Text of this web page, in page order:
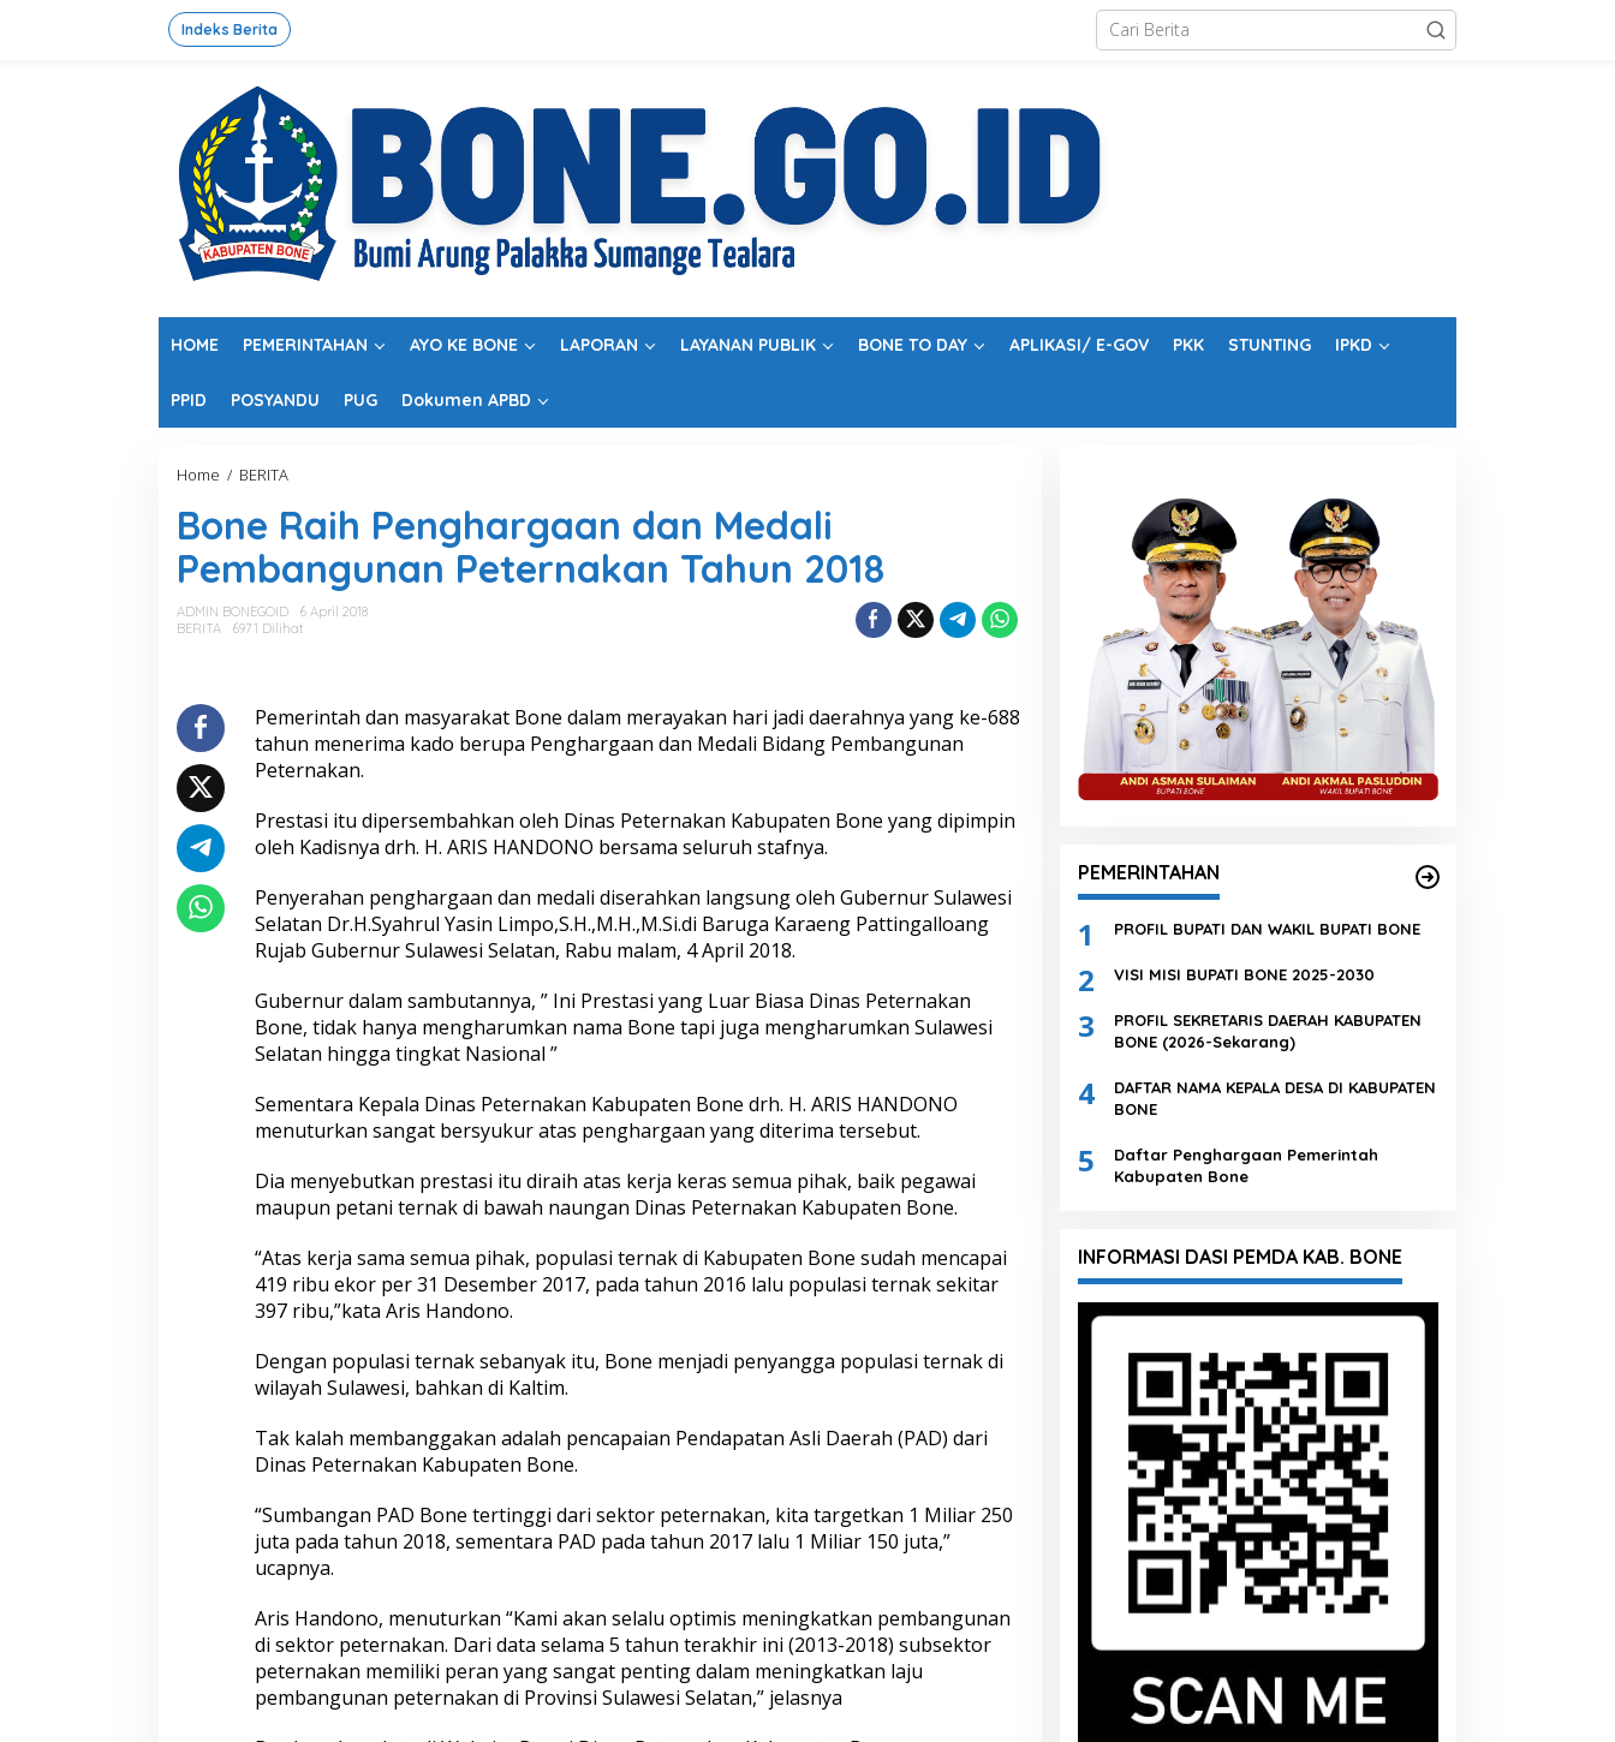
Indeks Berita
HOME PEMERINTAHAN AYO KE BONE LAPORAN LAYANAN PUBLIK BONE TO DAY APLIKASI/ E-GOV PKK STUNTING IPKD
PPID POSYANDU PUG Dokumen APBD
Home / BERITA
n
e
R
a
h
g
a
r
a
a
a
n
M
d
a
l
i
e
m
b
n
g
n
n
P
t
e
r
n
a
k
n
T
a
h
n
2
0
1
8
Bone Raih Penghargaan dan Medali
Pembangunan Peternakan Tahun 2018
ADMIN BONEGOID
6 April 2018
BERITA
6971 Dilihat
Pemerintah dan masyarakat Bone dalam merayakan hari jadi daerahnya yang ke-688
tahun menerima kado berupa Penghargaan dan Medali Bidang Pembangunan
Peternakan.
Prestasi itu dipersembahkan oleh Dinas Peternakan Kabupaten Bone yang dipimpin
oleh Kadisnya drh. H. ARIS HANDONO bersama seluruh stafnya.
Penyerahan penghargaan dan medali diserahkan langsung oleh Gubernur Sulawesi
Selatan Dr.H.Syahrul Yasin Limpo,S.H.,M.H.,M.Si.di Baruga Karaeng Pattingalloang
Rujab Gubernur Sulawesi Selatan, Rabu malam, 4 April 2018.
Gubernur dalam sambutannya, ” Ini Prestasi yang Luar Biasa Dinas Peternakan
Bone, tidak hanya mengharumkan nama Bone tapi juga mengharumkan Sulawesi
Selatan hingga tingkat Nasional ”
Sementara Kepala Dinas Peternakan Kabupaten Bone drh. H. ARIS HANDONO
menuturkan sangat bersyukur atas penghargaan yang diterima tersebut.
Dia menyebutkan prestasi itu diraih atas kerja keras semua pihak, baik pegawai
maupun petani ternak di bawah naungan Dinas Peternakan Kabupaten Bone.
“Atas kerja sama semua pihak, populasi ternak di Kabupaten Bone sudah mencapai
419 ribu ekor per 31 Desember 2017, pada tahun 2016 lalu populasi ternak sekitar
397 ribu,”kata Aris Handono.
Dengan populasi ternak sebanyak itu, Bone menjadi penyangga populasi ternak di
wilayah Sulawesi, bahkan di Kaltim.
Tak kalah membanggakan adalah pencapaian Pendapatan Asli Daerah (PAD) dari
Dinas Peternakan Kabupaten Bone.
“Sumbangan PAD Bone tertinggi dari sektor peternakan, kita targetkan 1 Miliar 250
juta pada tahun 2018, sementara PAD pada tahun 2017 lalu 1 Miliar 150 juta,”
ucapnya.
Aris Handono, menuturkan “Kami akan selalu optimis meningkatkan pembangunan
di sektor peternakan. Dari data selama 5 tahun terakhir ini (2013-2018) subsektor
peternakan memiliki peran yang sangat penting dalam meningkatkan laju
pembangunan peternakan di Provinsi Sulawesi Selatan,” jelasnya
PEMERINTAHAN
1 PROFIL BUPATI DAN WAKIL BUPATI BONE
2 VISI MISI BUPATI BONE 2025-2030
3
PROFIL SEKRETARIS DAERAH KABUPATEN
BONE (2026-Sekarang)
4
DAFTAR NAMA KEPALA DESA DI KABUPATEN
BONE
5
Daftar Penghargaan Pemerintah
Kabupaten Bone
INFORMASI DASI PEMDA KAB. BONE